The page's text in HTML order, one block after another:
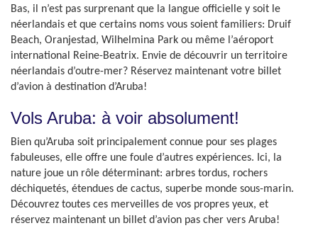
Bas, il n’est pas surprenant que la langue officielle y soit le
néerlandais et que certains noms vous soient familiers: Druif
Beach, Oranjestad, Wilhelmina Park ou même l’aéroport
international Reine-Beatrix. Envie de découvrir un territoire
néerlandais d’outre-mer? Réservez maintenant votre billet
d’avion à destination d’Aruba!
Vols Aruba: à voir absolument!
Bien qu’Aruba soit principalement connue pour ses plages
fabuleuses, elle offre une foule d’autres expériences. Ici, la
nature joue un rôle déterminant: arbres tordus, rochers
déchiquetés, étendues de cactus, superbe monde sous-marin.
Découvrez toutes ces merveilles de vos propres yeux, et
réservez maintenant un billet d’avion pas cher vers Aruba!